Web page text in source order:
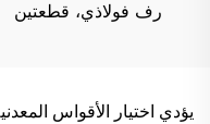
رف فولاذي، قطعتين
يؤدي اختيار الأقواس